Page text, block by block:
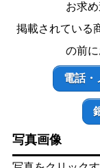
お求
掲載されている
の前に
電話・
写真画像